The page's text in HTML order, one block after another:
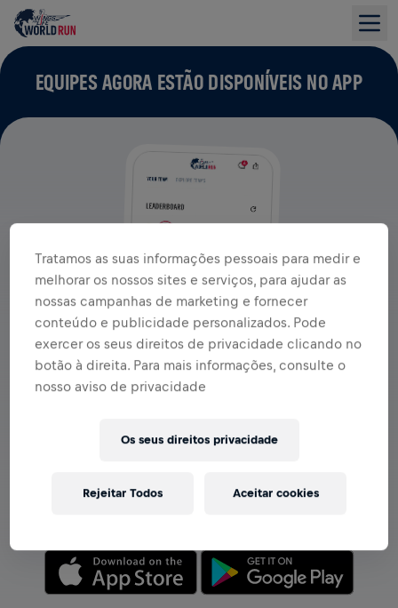
EQUIPES AGORA ESTÃO DISPONÍVEIS NO APP
VER EQUIPES NO APP
explore tudo no app — bate-papo, acompanhe sua
Tratamos as suas informações pessoais para medir e
melhorar os nossos sites e serviços, para ajudar as
nossas campanhas de marketing e fornecer
conteúdo e publicidade personalizados. Pode
exercer os seus direitos de privacidade clicando no
botão à direita. Para mais informações, consulte o
nosso aviso de privacidade
Os seus direitos privacidade
Rejeitar Todos Aceitar cookies